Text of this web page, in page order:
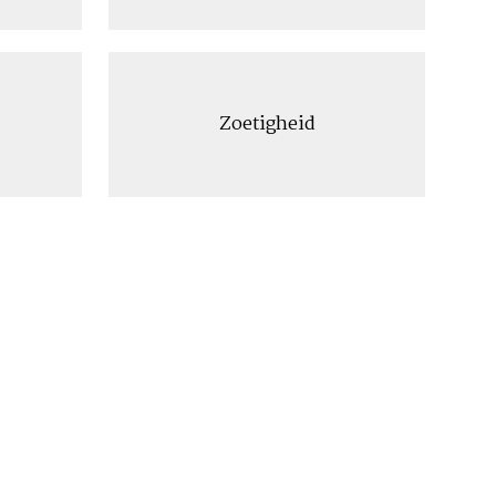
Zoetigheid